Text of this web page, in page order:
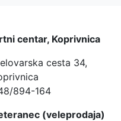
centar, Koprivnica
cesta 34,
894-164
(veleprodaja)